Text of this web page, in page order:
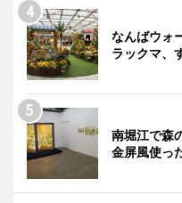
なんばウォ
ラックマ、
南堀江で森
金屏風使っ